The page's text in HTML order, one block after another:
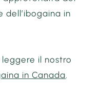
in
il nostro
in Canada